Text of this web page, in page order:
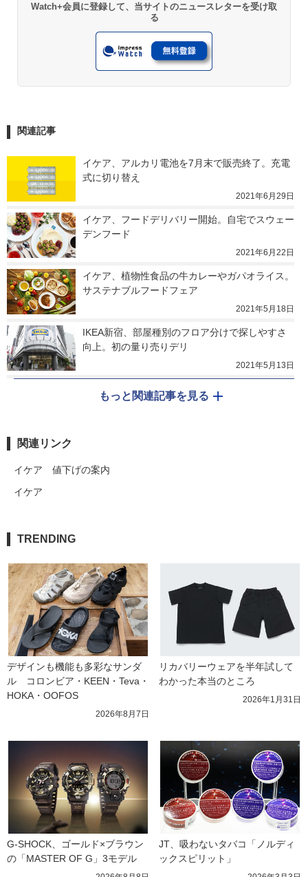
Watch+会員に登録して、当サイトのニュースレターを受け取
る
関連記事
イケア、アルカリ電池を7月末で販売終了。充電
式に切り替え
2021年6月29日
イケア、フードデリバリー開始。自宅でスウェー
デンフード
2021年6月22日
イケア、植物性食品の牛カレーやガパオライス。
サステナブルフードフェア
2021年5月18日
IKEA新宿、部屋種別のフロア分けで探しやすさ
向上。初の量り売りデリ
2021年5月13日
もっと関連記事を見る
関連リンク
イケア 値下げの案内
イケア
TRENDING
デザインも機能も多彩なサンダ
ル　コロンビア・KEEN・Teva・
HOKA・OOFOS
2026年8月7日
リカバリーウェアを半年試して
わかった本当のところ
2026年1月31日
G-SHOCK、ゴールド×ブラウン
の「MASTER OF G」3モデル
JT、吸わないタバコ「ノルディ
ックスピリット」